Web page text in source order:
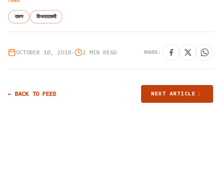
रावण विजयादशमी
OCTOBER 18, 2018• 2 MIN READ SHARE:
← BACK TO FEED NEXT ARTICLE